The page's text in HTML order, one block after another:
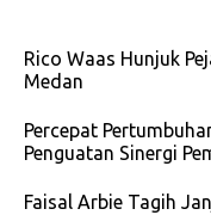
Rico Waas Hunjuk
Medan
Percepat
Penguatan Sinergi
Faisal Arbie Tagih